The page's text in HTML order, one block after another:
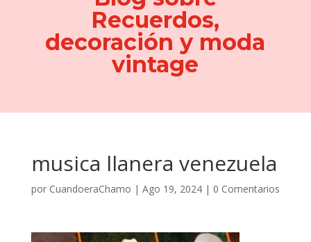
Recuerdos,
decoración y moda
vintage
musica llanera venezuela
por CuandoeraChamo | Ago 19, 2024| 0 Comentarios